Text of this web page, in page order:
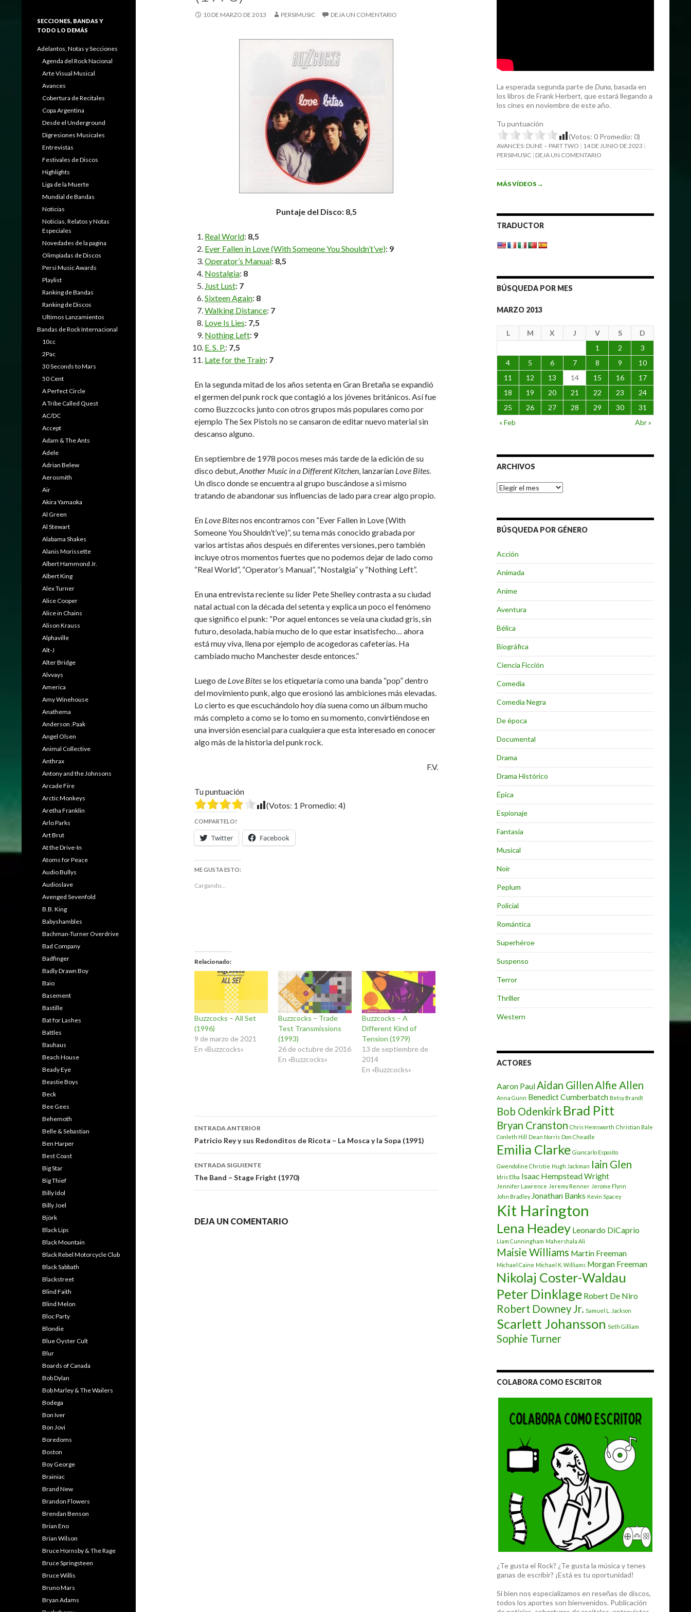
10 DE MARZO DE 2013 PERSIMUSIC DEJA UN COMENTARIO
Puntaje del Disco: 8,5
Real World: 8,5
Ever Fallen in Love (With Someone You Shouldn’t’ve): 9
Operator’s Manual: 8,5
Nostalgia: 8
Just Lust: 7
Sixteen Again: 8
Walking Distance: 7
Love Is Lies: 7,5
Nothing Left: 9
E. S. P.: 7,5
Late for the Train: 7
En la segunda mitad de los años setenta en Gran Bretaña se expandió
el germen del punk rock que contagió a los jóvenes británicos. Así fue
como Buzzcocks junto con otros grupos más populares como por
ejemplo The Sex Pistols no se cansaron de editar nuevo material sin
descanso alguno.
En septiembre de 1978 pocos meses más tarde de la edición de su
disco debut,Another Music in a Different Kitchen, lanzarían Love Bites.
Un disco donde se encuentra al grupo buscándose a si mismo
tratando de abandonar sus influencias de lado para crear algo propio.
En Love Bitesnos encontramos con “Ever Fallen in Love (With
Someone You Shouldn’t’ve)”, su tema más conocido grabada por
varios artistas años después en diferentes versiones, pero también
incluye otros momentos fuertes que no podemos dejar de lado como
“Real World”, “Operator’s Manual”, “Nostalgia” y “Nothing Left”.
En una entrevista reciente su líder Pete Shelley contrasta a su ciudad
natal actual con la década del setenta y explica un poco el fenómeno
que significo el punk: “Por aquel entonces se veía una ciudad gris, sin
futuro, desolada, había mucho de lo que estar insatisfecho… ahora
está muy viva, llena por ejemplo de acogedoras cafeterías. Ha
cambiado mucho Manchester desde entonces.”
Luego de Love Bitesse los etiquetaría como una banda “pop” dentro
del movimiento punk, algo que erosionó las ambiciones más elevadas.
Lo cierto es que escuchándolo hoy día suena como un álbum mucho
más completo a como se lo tomo en su momento, convirtiéndose en
una inversión esencial para cualquiera que esta interesado en conocer
algo más de la historia del punk rock.
F.V.
Tu puntuación
(Votos: 1 Promedio: 4)
COMPARTELO!
Twitter Facebook
ME GUSTA ESTO:
Cargando...
Relacionado
Buzzcocks – All Set
(1996)
9 de marzo de 2021
En «Buzzcocks»
Buzzcocks – Trade
Test Transmissions
(1993)
26 de octubre de 2016
En «Buzzcocks»
Buzzcocks – A
Different Kind of
Tension (1979)
13 de septiembre de
2014
En «Buzzcocks»
Navegación
de
entradas
ENTRADA ANTERIOR
Patricio Rey y sus Redonditos de Ricota – La Mosca y la Sopa (1991)
ENTRADA SIGUIENTE
The Band – Stage Fright (1970)
DEJA UN COMENTARIO
La esperada segunda parte de Duna, basada en
los libros de Frank Herbert, que estará llegando a
los cines en noviembre de este año.
Tu puntuación
(Votos: 0 Promedio: 0)
AVANCES: DUNE – PART TWO
14 DE JUNIO DE 2023
PERSIMUSIC DEJA UN COMENTARIO
MÁS VÍDEOS →
TRADUCTOR
BÚSQUEDA POR MES
MARZO 2013
L M X J V S
D
1
2
3
4
5 6 7 8 9
10
11
12 13 14 15 16
17
18
19 20 21 22 23
24
25
26 27 28 29 30
31
« Feb
Abr »
ARCHIVOS
Archivos
BÚSQUEDA POR GÉNERO
Acción
Animada
Anime
Aventura
Bélica
Biográfica
Ciencia Ficción
Comedia
Comedia Negra
De época
Documental
Drama
Drama Histórico
Épica
Espionaje
Fantasia
Musical
Noir
Peplum
Policial
Romántica
Superhéroe
Suspenso
Terror
Thriller
Western
ACTORES
Aaron PaulAidan GillenAlfie Allen
Anna Gunn Benedict Cumberbatch Betsy Brandt
Bob Odenkirk Brad Pitt
Bryan Cranston Chris Hemsworth Christian Bale
Conleth Hill Dean Norris Don Cheadle
Emilia Clarke Giancarlo Esposito
Gwendoline Christie Hugh Jackman Iain Glen
Idris Elba Isaac Hempstead Wright
Jennifer Lawrence Jeremy Renner Jerome Flynn
John Bradley Jonathan Banks Kevin Spacey
Kit Harington
Lena Headey Leonardo DiCaprio
Liam Cunningham Mahershala Ali
Maisie Williams Martin Freeman
Michael Caine Michael K. Williams Morgan Freeman
Nikolaj Coster-Waldau
Peter Dinklage Robert De Niro
Robert Downey Jr. Samuel L. Jackson
Scarlett Johansson Seth Gilliam
Sophie Turner
COLABORA COMO ESCRITOR
¿Te gusta el Rock? ¿Te gusta la música y tenes
ganas de escribir? ¡Está es tu oportunidad!
Si bien nos especializamos en reseñas de discos,
todos los aportes son bienvenidos. Publicación
SECCIONES, BANDAS Y
TODO LO DEMÁS
Adelantos, Notas y Secciones
Agenda del Rock Nacional
Arte Visual Musical
Avances
Cobertura de Recitales
Copa Argentina
Desde el Underground
Digresiones Musicales
Entrevistas
Festivales de Discos
Highlights
Liga de la Muerte
Mundial de Bandas
Noticias
Noticias, Relatos y Notas
Especiales
Novedades de la pagina
Olimpiadas de Discos
Persi Music Awards
Playlist
Ranking de Bandas
Ranking de Discos
Ultimos Lanzamientos
Bandas de Rock Internacional
10cc
2Pac
30 Seconds to Mars
50 Cent
A Perfect Circle
A Tribe Called Quest
AC/DC
Accept
Adam & The Ants
Adele
Adrian Belew
Aerosmith
Air
Akira Yamaoka
Al Green
Al Stewart
Alabama Shakes
Alanis Morissette
Albert Hammond Jr.
Albert King
Alex Turner
Alice Cooper
Alice in Chains
Alison Krauss
Alphaville
Alt-J
Alter Bridge
Alvvays
America
Amy Winehouse
Anathema
Anderson .Paak
Angel Olsen
Animal Collective
Anthrax
Antony and the Johnsons
Arcade Fire
Arctic Monkeys
Aretha Franklin
Arlo Parks
Art Brut
At the Drive-In
Atoms for Peace
Audio Bullys
Audioslave
Avenged Sevenfold
B.B. King
Babyshambles
Bachman-Turner Overdrive
Bad Company
Badfinger
Badly Drawn Boy
Baio
Basement
Bastille
Bat for Lashes
Battles
Bauhaus
Beach House
Beady Eye
Beastie Boys
Beck
Bee Gees
Behemoth
Belle & Sebastian
Ben Harper
Best Coast
Big Star
Big Thief
Billy Idol
Billy Joel
Björk
Black Lips
Black Mountain
Black Rebel Motorcycle Club
Black Sabbath
Blackstreet
Blind Faith
Blind Melon
Bloc Party
Blondie
Blue Öyster Cult
Blur
Boards of Canada
Bob Dylan
Bob Marley & The Wailers
Bodega
Bon Iver
Bon Jovi
Boredoms
Boston
Boy George
Brainiac
Brand New
Brandon Flowers
Brendan Benson
Brian Eno
Brian Wilson
Bruce Hornsby & The Rage
Bruce Springsteen
Bruce Willis
Bruno Mars
Bryan Adams